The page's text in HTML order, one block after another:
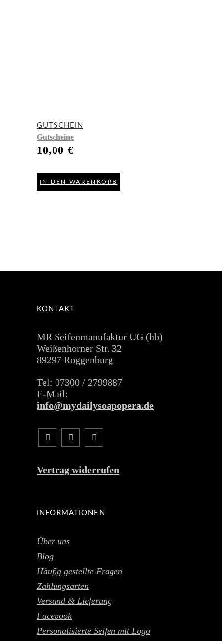
GUTSCHEIN
Gutscheine
10,00 €
IN DEN WARENKORB
KONTAKT
MR Seifenmanufaktur UG (hb)
Weißenhorner Str. 32
89297 Roggenburg
Tel: 07300 / 2799887
E-Mail:
info@mydailysoapopera.de
Vertrag widerrufen
INFORMATIONEN
Über uns
Blog
Häufig gestellte Fragen
Zahlungsarten
Versand & Lieferung
Facebook
Personalisierte Seifen mit Logo